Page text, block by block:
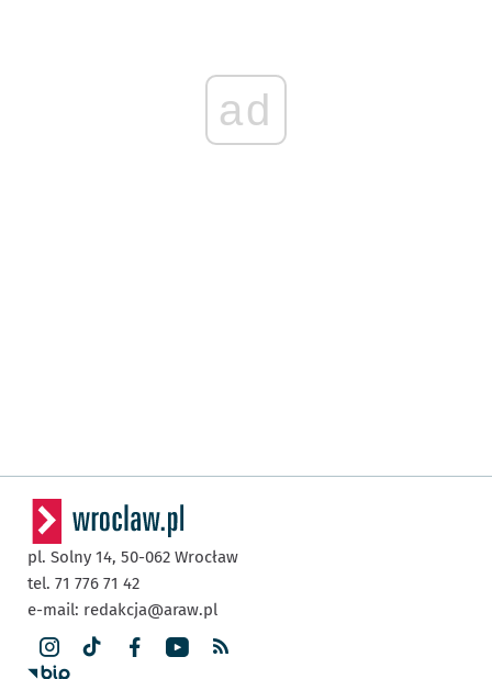
ad
pl. Solny 14, 50-062 Wrocław
tel. 71 776 71 42
e-mail: redakcja@araw.pl